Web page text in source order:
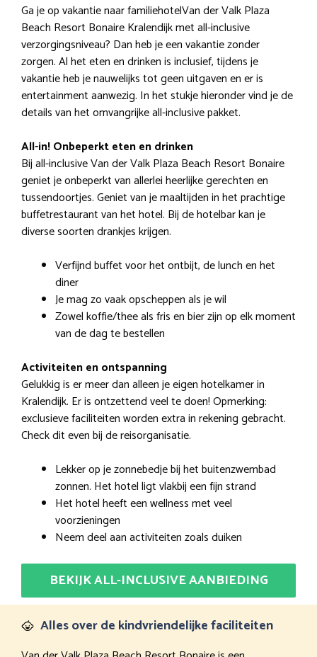
Ga je op vakantie naar familiehotelVan der Valk Plaza
Beach Resort Bonaire Kralendijk met all-inclusive
verzorgingsniveau? Dan heb je een vakantie zonder
zorgen. Al het eten en drinken is inclusief, tijdens je
vakantie heb je nauwelijks tot geen uitgaven en er is
entertainment aanwezig. In het stukje hieronder vind je de
details van het omvangrijke all-inclusive pakket.
All-in! Onbeperkt eten en drinken
Bij all-inclusive Van der Valk Plaza Beach Resort Bonaire
geniet je onbeperkt van allerlei heerlijke gerechten en
tussendoortjes. Geniet van je maaltijden in het prachtige
buffetrestaurant van het hotel. Bij de hotelbar kan je
diverse soorten drankjes krijgen.
Verfijnd buffet voor het ontbijt, de lunch en het
diner
Je mag zo vaak opscheppen als je wil
Zowel koffie/thee als fris en bier zijn op elk moment
van de dag te bestellen
Activiteiten en ontspanning
Gelukkig is er meer dan alleen je eigen hotelkamer in
Kralendijk. Er is ontzettend veel te doen! Opmerking:
exclusieve faciliteiten worden extra in rekening gebracht.
Check dit even bij de reisorganisatie.
Lekker op je zonnebedje bij het buitenzwembad
zonnen. Het hotel ligt vlakbij een fijn strand
Het hotel heeft een wellness met veel
voorzieningen
Neem deel aan activiteiten zoals duiken
BEKIJK ALL-INCLUSIVE AANBIEDING
Alles over de kindvriendelijke faciliteiten